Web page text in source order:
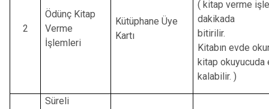
2
Ödünç Kitap
Verme
İşlemleri
Kütüphane Üye
Kartı
( kitap verme
dakikada
Kitabın evde
kitap okuyucuda
kalabilir. )
Süreli